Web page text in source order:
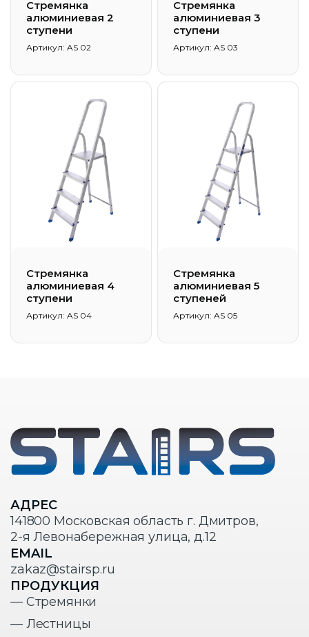
Стремянка
алюминиевая 2
ступени
Артикул: AS 02
Стремянка
алюминиевая 3
ступени
Артикул: AS 03
Стремянка
алюминиевая 4
ступени
Артикул: AS 04
Стремянка
алюминиевая 5
ступеней
Артикул: AS 05
АДРЕС
141800 Московская область г. Дмитров,
2-я Левонабережная улица, д.12
EMAIL
zakaz@stairsp.ru
ПРОДУКЦИЯ
— Стремянки
— Лестницы